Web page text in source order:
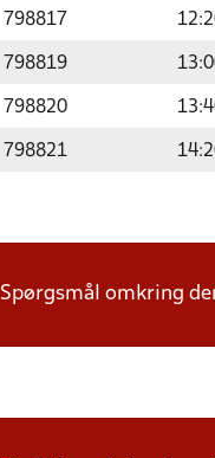
798817
798819
798820
798821
Spørgsmål omkring